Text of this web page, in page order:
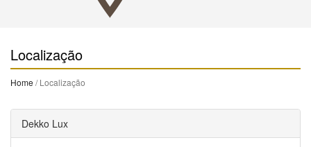
Localização
Home / Localização
Dekko Lux